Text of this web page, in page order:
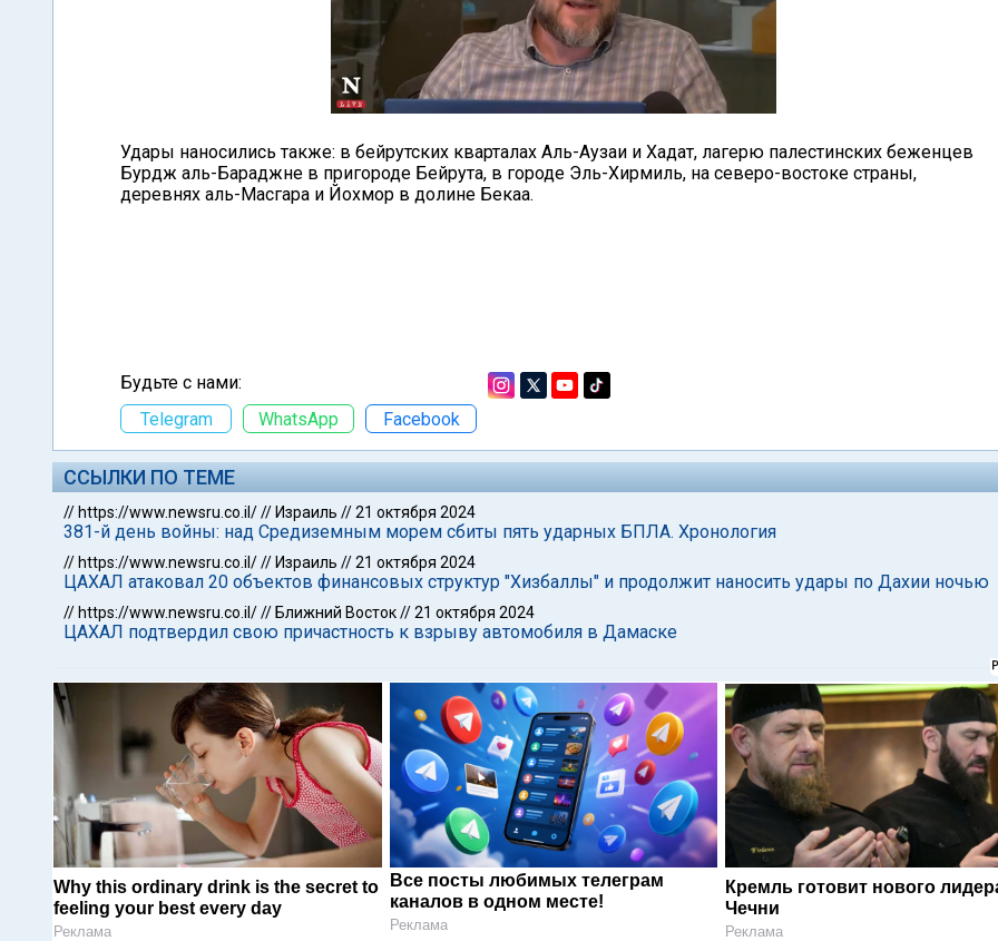
Удары наносились также: в бейрутских кварталах Аль-Аузаи и Хадат, лагерю палестинских беженцев
Бурдж аль-Бараджне в пригороде Бейрута, в городе Эль-Хирмиль, на северо-востоке страны,
деревнях аль-Масгара и Йохмор в долине Бекаа.
Будьте с нами:
Telegram
WhatsApp Facebook
ССЫЛКИ ПО ТЕМЕ
// https://www.newsru.co.il/// Израиль //21 октября 2024
381-й день войны: над Средиземным морем сбиты пять ударных БПЛА. Хронология
// https://www.newsru.co.il/// Израиль //21 октября 2024
ЦАХАЛ атаковал 20 объектов финансовых структур "Хизбаллы" и продолжит наносить удары по Дахии ночью
// https://www.newsru.co.il/// Ближний Восток//21 октября 2024
ЦАХАЛ подтвердил свою причастность к взрыву автомобиля в Дамаске
Why this ordinary drink is the secret to
feeling your best every day
Реклама
Все посты любимых телеграм
каналов в одном месте!
Реклама
Кремль готовит нового
Чечни
Реклама